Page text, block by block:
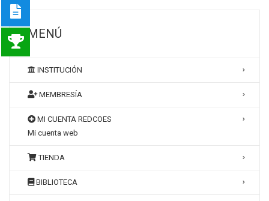
MENÚ
INSTITUCIÓN
MEMBRESÍA
MI CUENTA REDCOES
Mi cuenta web
TIENDA
BIBLIOTECA